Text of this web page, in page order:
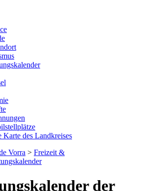
Karte des Landkreises
Vorra > Freizeit &
der